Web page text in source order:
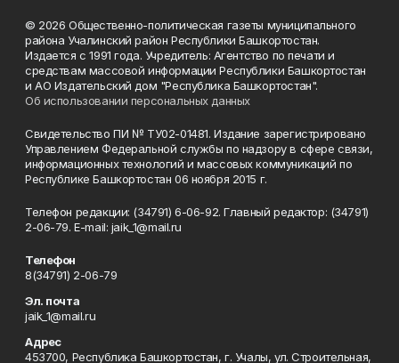
© 2026 Общественно-политическая газеты муниципального
района Учалинский район Республики Башкортостан.
Издается с 1991 года. Учредитель: Агентство по печати и
средствам массовой информации Республики Башкортостан
и АО Издательский дом "Республика Башкортостан".
Об использовании персональных данных
Свидетельство ПИ № ТУ02-01481. Издание зарегистрировано
Управлением Федеральной службы по надзору в сфере связи,
информационных технологий и массовых коммуникаций по
Республике Башкортостан 06 ноября 2015 г.
Телефон редакции: (34791) 6-06-92. Главный редактор: (34791)
2-06-79. Е-mаil: jaik_1@mail.ru
Телефон
8(34791) 2-06-79
Эл. почта
jaik_1@mail.ru
Адрес
453700, Республика Башкортостан, г. Учалы, ул. Строительная,